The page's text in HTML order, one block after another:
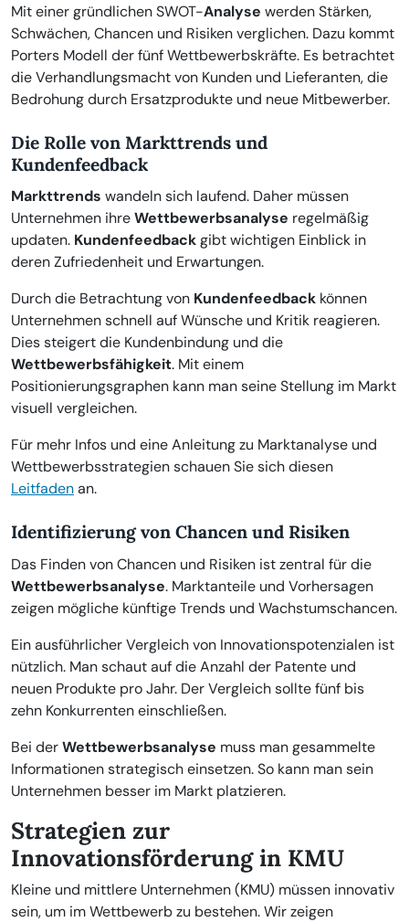
Mit einer gründlichen SWOT-Analyse werden Stärken,
Schwächen, Chancen und Risiken verglichen. Dazu kommt
Porters Modell der fünf Wettbewerbskräfte. Es betrachtet
die Verhandlungsmacht von Kunden und Lieferanten, die
Bedrohung durch Ersatzprodukte und neue Mitbewerber.
Die Rolle von Markttrends und
Kundenfeedback
Markttrends wandeln sich laufend. Daher müssen
Unternehmen ihreWettbewerbsanalyse regelmäßig
updaten. Kundenfeedbackgibt wichtigen Einblick in
deren Zufriedenheit und Erwartungen.
Durch die Betrachtung von Kundenfeedback können
Unternehmen schnell auf Wünsche und Kritik reagieren.
Dies steigert die Kundenbindung und die
Wettbewerbsfähigkeit. Mit einem
Positionierungsgraphen kann man seine Stellung im Markt
visuell vergleichen.
Für mehr Infos und eine Anleitung zu Marktanalyse und
Wettbewerbsstrategien schauen Sie sich diesen
Leitfadenan.
Identifizierung von Chancen und Risiken
Das Finden von Chancen und Risiken ist zentral für die
Wettbewerbsanalyse. Marktanteile und Vorhersagen
zeigen mögliche künftige Trends und Wachstumschancen.
Ein ausführlicher Vergleich von Innovationspotenzialen ist
nützlich. Man schaut auf die Anzahl der Patente und
neuen Produkte pro Jahr. Der Vergleich sollte fünf bis
zehn Konkurrenten einschließen.
Bei derWettbewerbsanalyse muss man gesammelte
Informationen strategisch einsetzen. So kann man sein
Unternehmen besser im Markt platzieren.
Strategien zur
Innovationsförderung in KMU
Kleine und mittlere Unternehmen (KMU) müssen innovativ
sein, um im Wettbewerb zu bestehen. Wir zeigen